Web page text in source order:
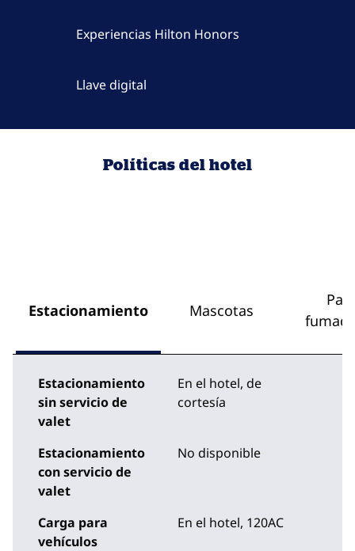
Experiencias Hilton Honors
Llave digital
Políticas del hotel
Estacionamiento Mascotas
Estacionamiento
sin servicio de
valet
En el hotel, de
cortesía
Estacionamiento
con servicio de
valet
No disponible
Carga para
vehículos
En el hotel, 120AC